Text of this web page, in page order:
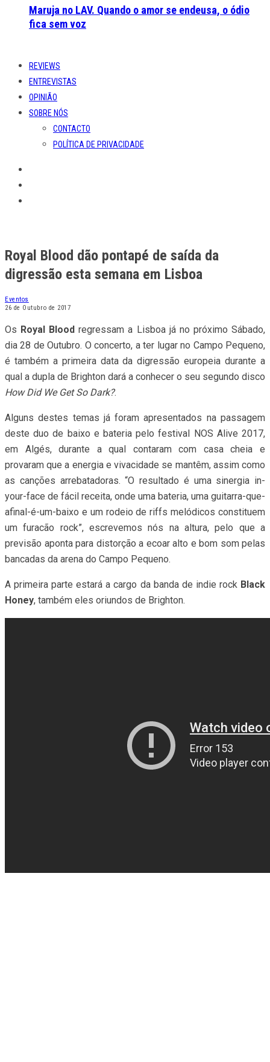
Maruja no LAV. Quando o amor se endeusa, o ódio
fica sem voz
REVIEWS
ENTREVISTAS
OPINIÃO
SOBRE NÓS
CONTACTO
POLÍTICA DE PRIVACIDADE
Royal Blood dão pontapé de saída da
digressão esta semana em Lisboa
Eventos
26 de Outubro de 2017
Os Royal Blood regressam a Lisboa já no próximo Sábado,
dia 28 de Outubro. O concerto, a ter lugar no Campo Pequeno,
é também a primeira data da digressão europeia durante a
qual a dupla de Brighton dará a conhecer o seu segundo disco
How Did We Get So Dark?.
Alguns destes temas já foram apresentados na passagem
deste duo de baixo e bateria pelo festival NOS Alive 2017,
em Algés, durante a qual contaram com casa cheia e
provaram que a energia e vivacidade se mantêm, assim como
as canções arrebatadoras. “O resultado é uma sinergia in-
your-face de fácil receita, onde uma bateria, uma guitarra-que-
afinal-é-um-baixo e um rodeio de riffs melódicos constituem
um furacão rock”, escrevemos nós na altura, pelo que a
previsão aponta para distorção a ecoar alto e bom som pelas
bancadas da arena do Campo Pequeno.
A primeira parte estará a cargo da banda de indie rock Black
Honey, também eles oriundos de Brighton.